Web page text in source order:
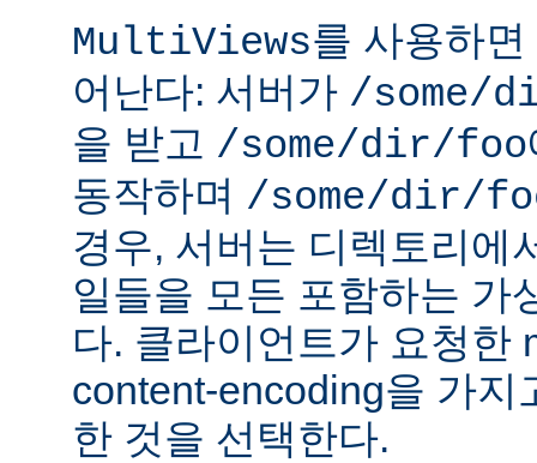
MultiViews를 사용하
어난다: 서버가 /some/
을 받고 /some/dir/foo
동작하며 /some/dir/
경우, 서버는 디렉토리에
일들을 모든 포함하는 가
다. 클라이언트가 요청한
content-encoding을 가지
한 것을 선택한다.